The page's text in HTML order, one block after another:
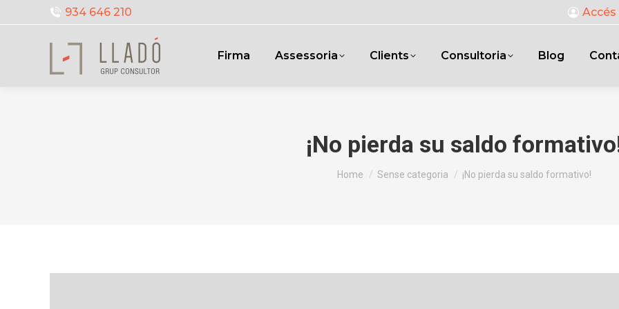
934 646 210
Firma Assessoria Clients Consultoria Blog
¡No pierda su saldo
You are here:
Home Sense categoria ¡No pierda su saldo formativo!